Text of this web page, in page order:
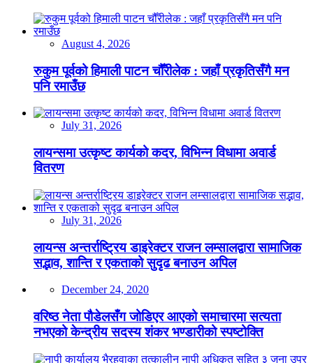
August 4, 2026
रुकुम पूर्वको हिमाली पाटन चौँरीलेक : जहाँ प्रकृतिसँगै मन
पनि रमाउँछ
July 31, 2026
लायन्समा उत्कृष्ट कार्यको कदर, विभिन्न विधामा अवार्ड
वितरण
July 31, 2026
लायन्स अन्तर्राष्ट्रिय डाइरेक्टर राजन लम्सालद्वारा सामाजिक
सद्भाव, शान्ति र एकताको सुदृढ बनाउन अपिल
December 24, 2020
वरिष्ठ नेता पौडेलसँग जोडिएर आएको समाचारमा सत्यता
नभएको केन्द्रीय सदस्य शंकर भण्डारीको स्पष्टोक्ति